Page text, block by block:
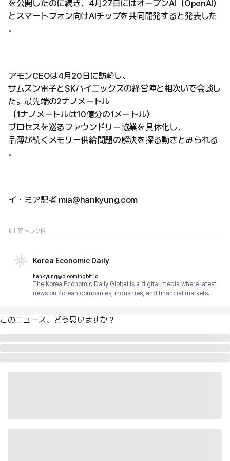
を公開したのに続き、4月27日にはオープンAI（OpenAI）
とスマートフォン向けAIチップを共同開発すると発表した
。
アモンCEOは4月20日に訪韓し、
サムスン電子とSKハイニックスの経営陣と相次いで会談し
た。最先端の2ナノメートル
（1ナノメートルは10億分の1メートル）
プロセスを巡るファウンドリー協業を具体化し、
品薄が続くメモリー供給問題の解決を探る動きとみられる
。
イ・ミア記者 mia@hankyung.com
#上昇トレンド
Korea Economic Daily
hankyung@bloomingbit.io
The Korea Economic Daily Global is a digital media where latest
news on Korean companies, industries, and financial markets.
このニュース、どう思いますか？